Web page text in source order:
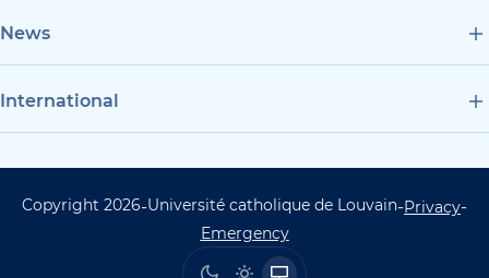
News
International
UCLouvain Footer
Copyright 2026-Université catholique de Louvain-Privacy-
Emergency